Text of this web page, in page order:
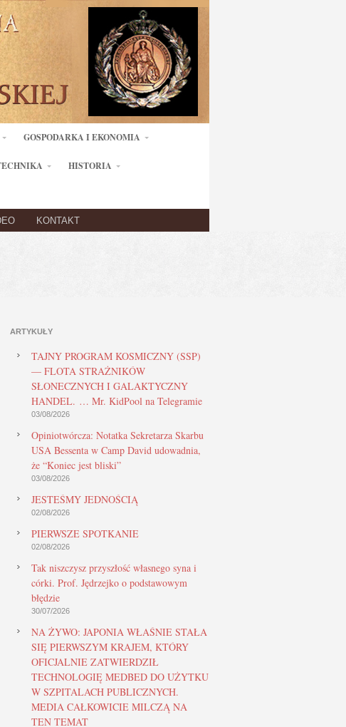
GOSPODARKA I EKONOMIA
HISTORIA
KONTAKT
ARTYKUŁY
TAJNY PROGRAM KOSMICZNY (SSP)
— FLOTA STRAŻNIKÓW
SŁONECZNYCH I GALAKTYCZNY
HANDEL. … Mr. KidPool na Telegramie
03/08/2026
Opiniotwórcza: Notatka Sekretarza Skarbu
USA Bessenta w Camp David udowadnia,
że “Koniec jest bliski”
03/08/2026
JESTEŚMY JEDNOŚCIĄ
02/08/2026
PIERWSZE SPOTKANIE
02/08/2026
Tak niszczysz przyszłość własnego syna i
córki. Prof. Jędrzejko o podstawowym
błędzie
30/07/2026
NA ŻYWO: JAPONIA WŁAŚNIE STAŁA
SIĘ PIERWSZYM KRAJEM, KTÓRY
OFICJALNIE ZATWIERDZIŁ
TECHNOLOGIĘ MEDBED DO UŻYTKU
W SZPITALACH PUBLICZNYCH.
MEDIA CAŁKOWICIE MILCZĄ NA
TEN TEMAT